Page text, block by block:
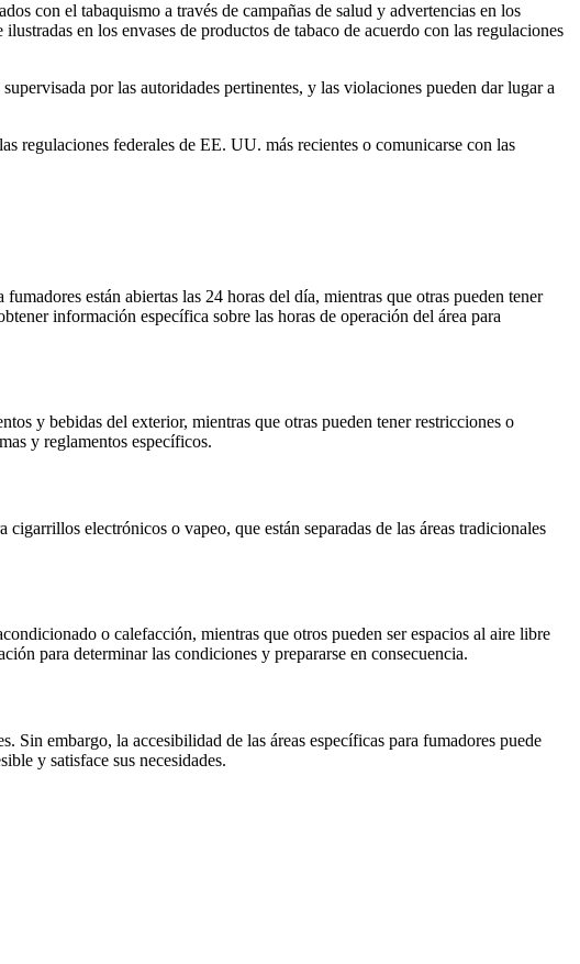
con el tabaquismo a través de campañas de salud y advertencias en los
en los envases de productos de tabaco de acuerdo con las regulaciones
por las autoridades pertinentes, y las violaciones pueden dar lugar a
regulaciones federales de EE. UU. más recientes o comunicarse con las
están abiertas las 24 horas del día, mientras que otras pueden tener
información específica sobre las horas de operación del área para
y bebidas del exterior, mientras que otras pueden tener restricciones o
y reglamentos específicos.
electrónicos o vapeo, que están separadas de las áreas tradicionales
o calefacción, mientras que otros pueden ser espacios al aire libre
para determinar las condiciones y prepararse en consecuencia.
Sin embargo, la accesibilidad de las áreas específicas para fumadores puede
y satisface sus necesidades.